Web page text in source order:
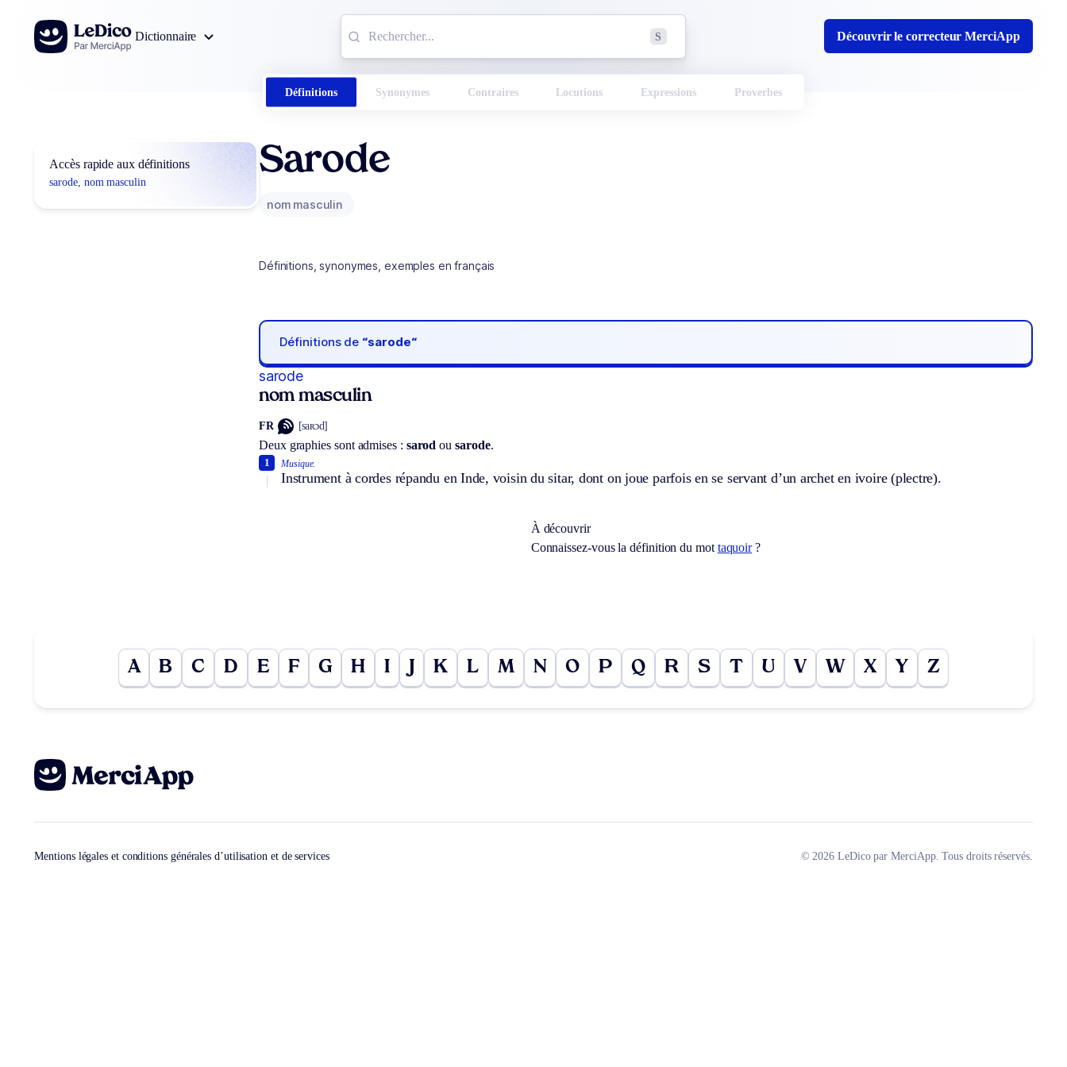
Aller au contenu
Dictionnaire
S Découvrir le correcteur MerciApp
Définitions Synonymes Contraires Locutions Expressions Proverbes
Accès rapide aux définitions
sarode, nom masculin
Sarode
nom masculin
Définitions, synonymes, exemples en français
Définitions de “sarode“
sarode
nom masculin
FR [saʀɔd]
Deux graphies sont admises : sarod ousarode.
Musique.
Instrument à cordes répandu en Inde, voisin du sitar, dont on joue parfois en se servant d’un archet en ivoire (plectre).
1
À découvrir
Connaissez-vous la définition du mot taquoir?
A B C D E F G H I K L M N O P Q R S T U V W X Y Z
Mentions légales et conditions générales d’utilisation et de services © 2026 LeDico par MerciApp. Tous droits réservés.